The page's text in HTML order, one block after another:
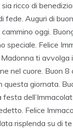
ricco di
fede. Auguri di
oggi.
speciale. Felice
ti avvolga
nel cuore. Buon 8
giornata.
Felice
risplenda su di